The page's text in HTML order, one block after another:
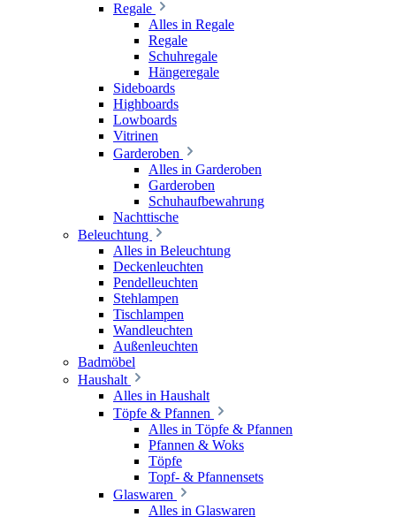
Regale
Alles in Regale
Regale
Schuhregale
Hängeregale
Sideboards
Highboards
Lowboards
Vitrinen
Garderoben
Alles in Garderoben
Garderoben
Schuhaufbewahrung
Nachttische
Beleuchtung
Alles in Beleuchtung
Deckenleuchten
Pendelleuchten
Stehlampen
Tischlampen
Wandleuchten
Außenleuchten
Badmöbel
Haushalt
Alles in Haushalt
Töpfe & Pfannen
Alles in Töpfe & Pfannen
Pfannen & Woks
Töpfe
Topf- & Pfannensets
Glaswaren
Alles in Glaswaren